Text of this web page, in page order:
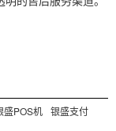
盛POS机 银盛支付